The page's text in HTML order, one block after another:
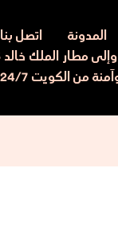
المدونة اتصل بنا
من الكويت 24/7